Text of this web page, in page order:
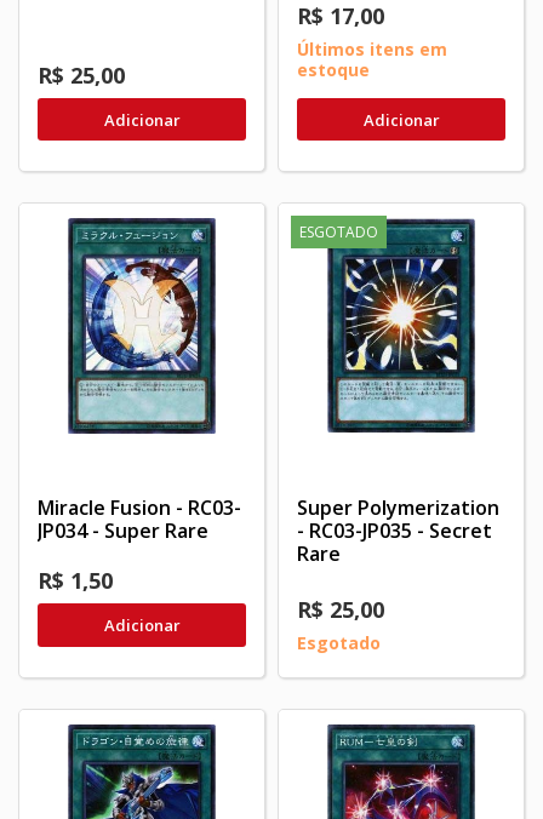
R$ 25,00
Adicionar
R$ 17,00
Últimos itens em
estoque
Adicionar
Miracle Fusion - RC03-
JP034 - Super Rare
R$ 1,50
Adicionar
ESGOTADO
Super Polymerization
- RC03-JP035 - Secret
Rare
R$ 25,00
Esgotado